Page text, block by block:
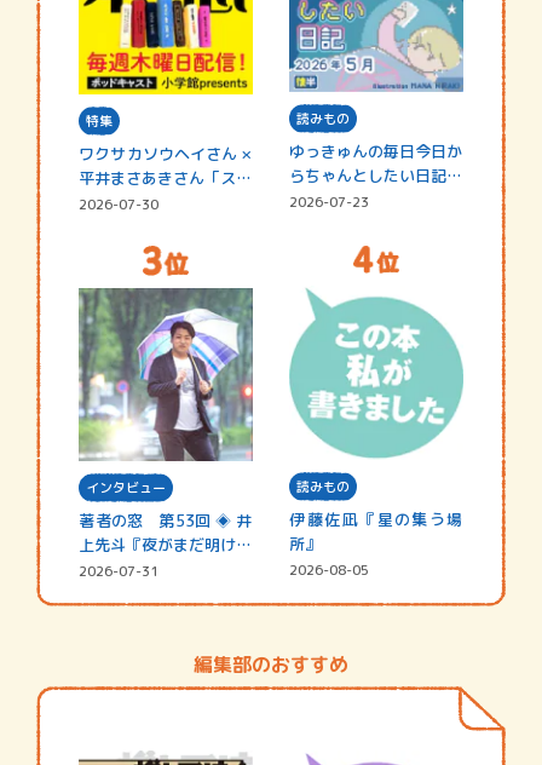
特集
ワクサカソウヘイさん ×
平井まさあきさん「スペ
シャ…
2026-07-30
読みもの
ゆっきゅんの毎日今日か
らちゃんとしたい日記
☆202…
2026-07-23
インタビュー
著者の窓 第53回 ◈ 井
上先斗『夜がまだ明けな
い』
2026-07-31
読みもの
伊藤佐凪『星の集う場
所』
2026-08-05
編集部のおすすめ